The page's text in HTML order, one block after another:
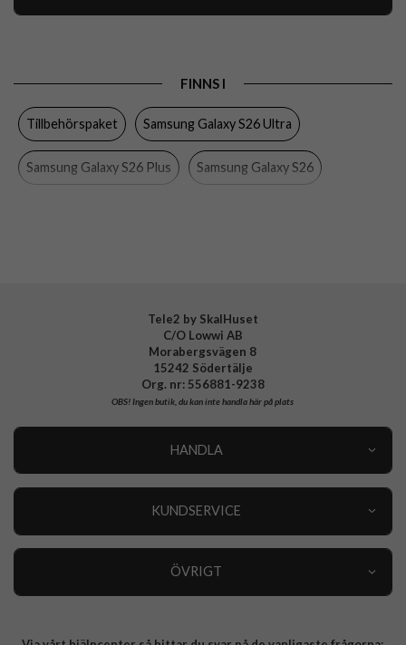
FINNS I
Tillbehörspaket Samsung Galaxy S26 Ultra
Samsung Galaxy S26 Plus Samsung Galaxy S26
Tele2 by SkalHuset
C/O Lowwi AB
Morabergsvägen 8
15242 Södertälje
Org. nr: 556881-9238
OBS!Ingen butik, du kan inte handla här på plats
HANDLA
KUNDSERVICE
ÖVRIGT